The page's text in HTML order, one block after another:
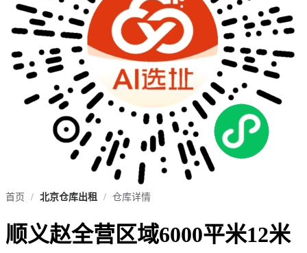
首页 / 北京仓库出租 / 仓库详情
顺义赵全营区域6000平米12米